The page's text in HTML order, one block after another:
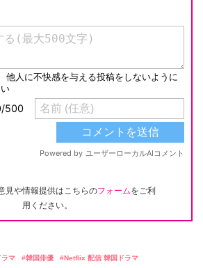
見や情報提供はこちらのフォームをご利
用ください。
ラマ 韓国俳優
Netflix 配信 韓国ドラマ